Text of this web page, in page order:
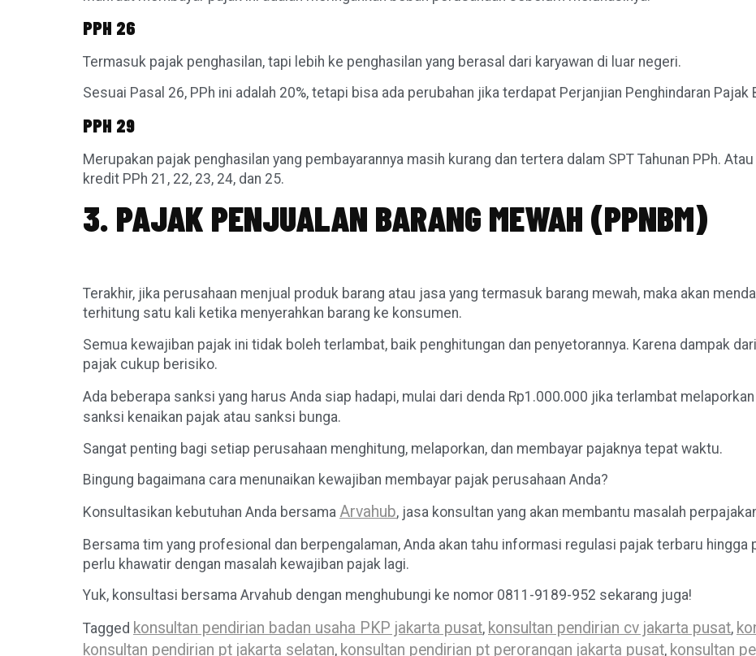
PPH 26
Termasuk pajak penghasilan, tapi lebih ke penghasilan yang berasal dari karyawan di luar negeri.
Sesuai Pasal 26, PPh ini adalah 20%, tetapi bisa ada perubahan jika terdapat Perjanjian Penghindaran Pajak
PPH 29
Merupakan pajak penghasilan yang pembayarannya masih kurang dan tertera dalam SPT Tahunan PPh.
kredit PPh 21, 22, 23, 24, dan 25.
3. PAJAK PENJUALAN BARANG MEWAH (PPNBM)
Terakhir, jika perusahaan menjual produk barang atau jasa yang termasuk barang mewah, maka akan
terhitung satu kali ketika menyerahkan barang ke konsumen.
Semua kewajiban pajak ini tidak boleh terlambat, baik penghitungan dan penyetorannya. Karena dampak
pajak cukup berisiko.
Ada beberapa sanksi yang harus Anda siap hadapi, mulai dari denda Rp1.000.000 jika terlambat melaporkan
sanksi kenaikan pajak atau sanksi bunga.
Sangat penting bagi setiap perusahaan menghitung, melaporkan, dan membayar pajaknya tepat waktu.
Bingung bagaimana cara menunaikan kewajiban membayar pajak perusahaan Anda?
Konsultasikan kebutuhan Anda bersama Arvahub, jasa konsultan yang akan membantu masalah
Bersama tim yang profesional dan berpengalaman, Anda akan tahu informasi regulasi pajak terbaru hingga
perlu khawatir dengan masalah kewajiban pajak lagi.
Yuk, konsultasi bersama Arvahub dengan menghubungi ke nomor 0811-9189-952 sekarang juga!
Tagged konsultan pendirian badan usaha PKP jakarta pusat, konsultan pendirian cv jakarta pusat,
konsultan pendirian pt jakarta selatan, konsultan pendirian pt perorangan jakarta pusat, konsultan